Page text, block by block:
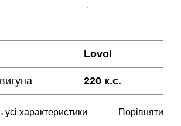
Lovol
220 к.с.
характеристики Порівняти